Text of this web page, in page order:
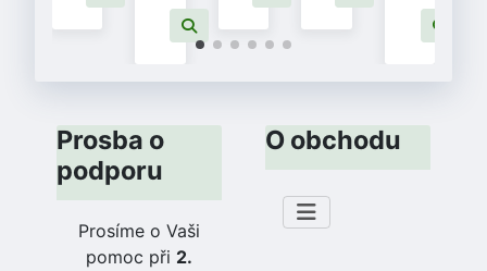
Prosba o
podporu
Prosíme o Vaši
pomoc při 2.
O obchodu